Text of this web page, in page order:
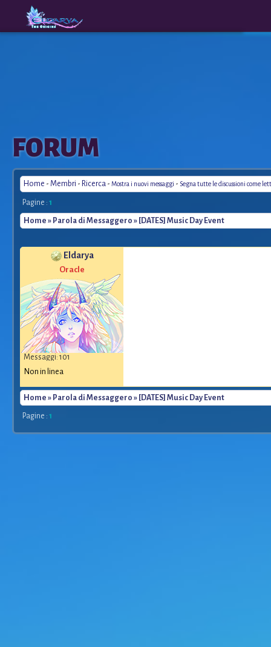
The
Origins
FORUM
Home - Membri - Ricerca - Mostra i nuovi messaggi - Segna tutte le discussioni come
Pagine : 1
Home » Parola di Messaggero » [DATES] Music Day Event
Eldarya
Oracle
Messaggi: 101
Non in linea
Home » Parola di Messaggero » [DATES] Music Day Event
Pagine : 1